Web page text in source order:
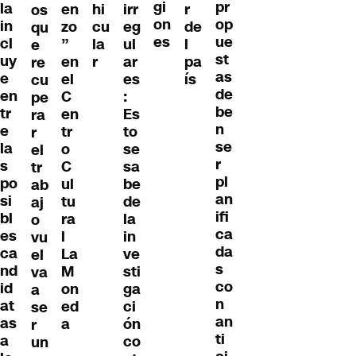
la
in
cl
uy
e
en
tr
e
la
s
po
si
bl
es
ca
nd
id
at
as
a
os
qu
e
re
cu
pe
ra
r
el
tr
ab
aj
o
vu
el
va
a
se
r
un
en
zo
”
en
el
C
en
tr
o
C
ul
tu
ra
l
La
M
on
ed
a
hi
cu
la
r
irr
eg
ul
ar
es
:
Es
to
se
sa
be
de
la
in
ve
sti
ga
ci
ón
co
gi
on
es
r
de
l
pa
ís
pr
op
ue
st
as
de
be
n
se
r
pl
an
ifi
ca
da
s
co
n
an
ti